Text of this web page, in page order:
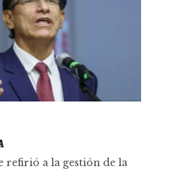
refirió a la gestión de la